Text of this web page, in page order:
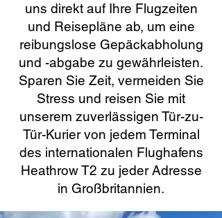
uns direkt auf Ihre Flugzeiten
und Reisepläne ab, um eine
reibungslose Gepäckabholung
und -abgabe zu gewährleisten.
Sparen Sie Zeit, vermeiden Sie
Stress und reisen Sie mit
unserem zuverlässigen Tür-zu-
Tür-Kurier von jedem Terminal
des internationalen Flughafens
Heathrow T2 zu jeder Adresse
in Großbritannien.